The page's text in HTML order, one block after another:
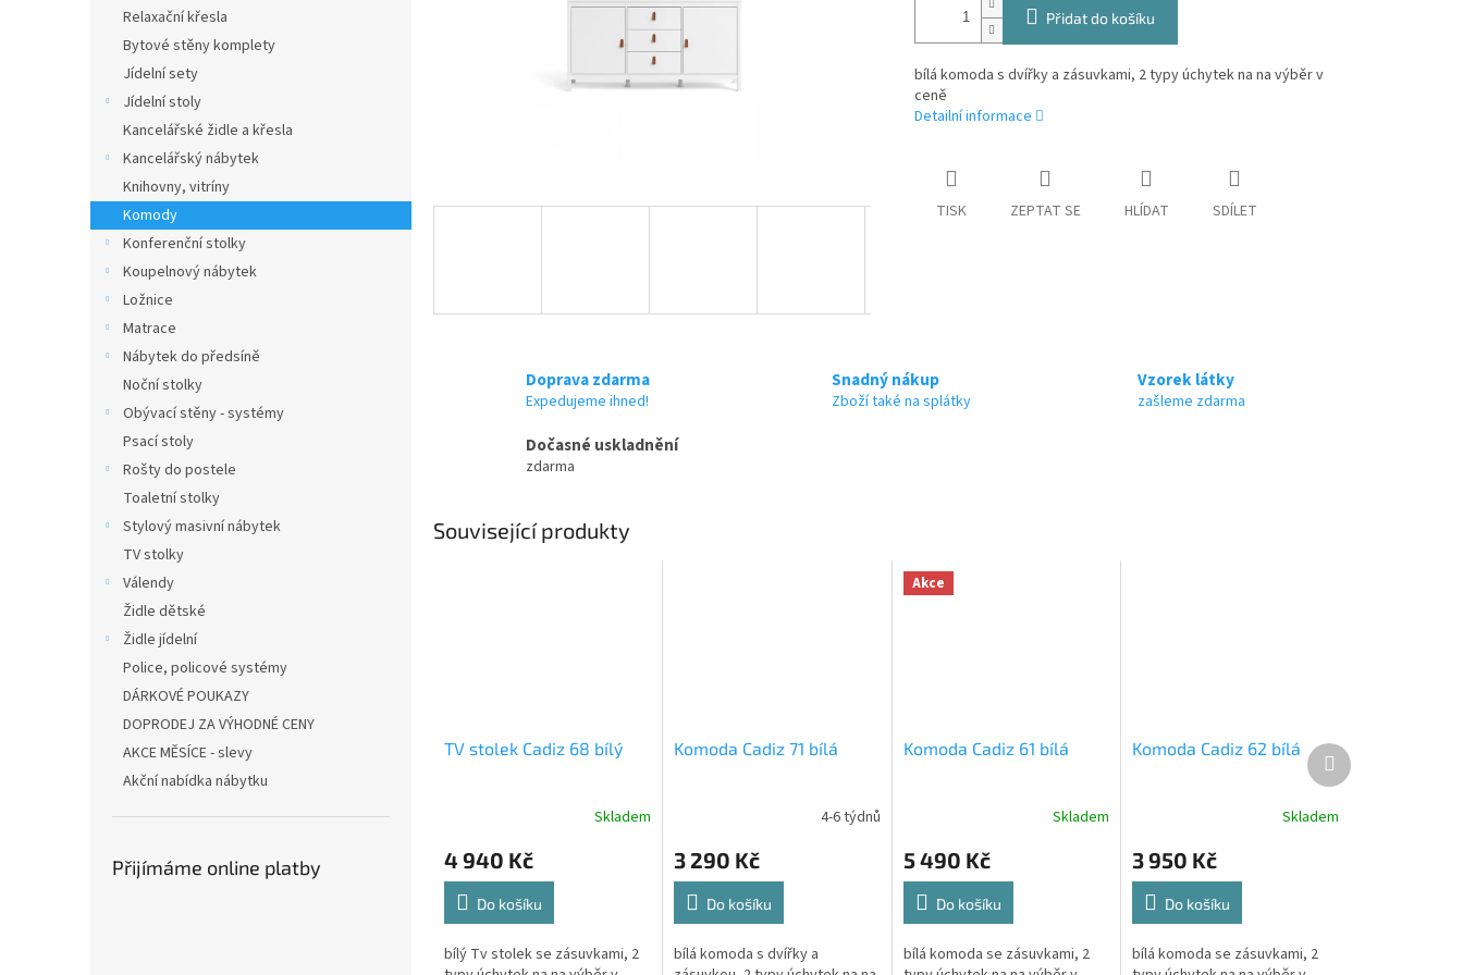
Relaxační křesla
Bytové stěny komplety
Jídelní sety
Jídelní stoly
Kancelářské židle a křesla
Kancelářský nábytek
Knihovny, vitríny
Komody
Konferenční stolky
Koupelnový nábytek
Ložnice
Matrace
Nábytek do předsíně
Noční stolky
Obývací stěny - systémy
Psací stoly
Rošty do postele
Toaletní stolky
Stylový masivní nábytek
TV stolky
Válendy
Židle dětské
Židle jídelní
Police, policové systémy
DÁRKOVÉ POUKAZY
DOPRODEJ ZA VÝHODNÉ CENY
AKCE MĚSÍCE - slevy
Akční nabídka nábytku
Přijímáme online platby
Přidat do košíku
bílá komoda s dvířky a zásuvkami, 2 typy úchytek na na výběr v
ceně
Detailní informace
TISK ZEPTAT SE HLÍDAT SDÍLET
Doprava zdarma
Expedujeme ihned!
Snadný nákup
Zboží také na splátky
Vzorek látky
zašleme zdarma
Dočasné uskladnění
zdarma
Související produkty
TV stolek Cadiz 68 bílý
Skladem
4 940 Kč
Do košíku
bílý Tv stolek se zásuvkami, 2
Komoda Cadiz 71 bílá
4-6 týdnů
3 290 Kč
Do košíku
bílá komoda s dvířky a
Akce
Komoda Cadiz 61 bílá
Skladem
5 490 Kč
Do košíku
bílá komoda se zásuvkami, 2
Komoda Cadiz 62 bílá
Skladem
3 950 Kč
Do košíku
bílá komoda se zásuvkami, 2
Další
produkt